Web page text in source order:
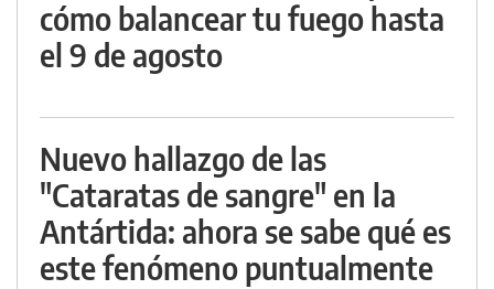
cómo balancear tu fuego hasta
el 9 de agosto
Nuevo hallazgo de las
"Cataratas de sangre" en la
Antártida: ahora se sabe qué es
este fenómeno puntualmente